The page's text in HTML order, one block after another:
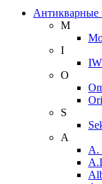
Антикварные
М
I
O
S
A
A.